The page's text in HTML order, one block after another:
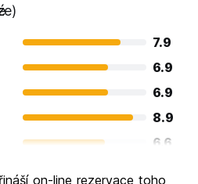
7.9
6.9
6.9
8.9
6.6
on-line rezervace toho